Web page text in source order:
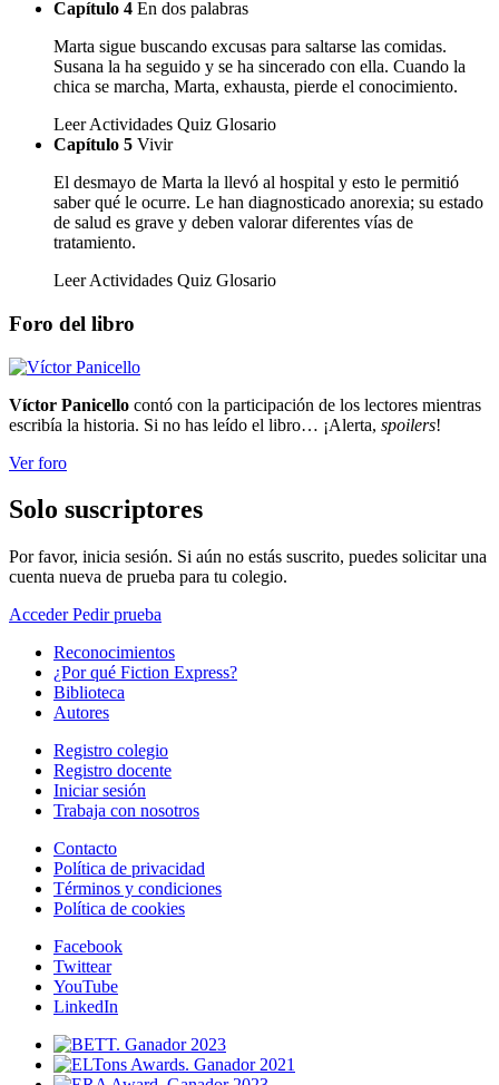
Capítulo 4 En dos palabras
Marta sigue buscando excusas para saltarse las comidas.
Susana la ha seguido y se ha sincerado con ella. Cuando la
chica se marcha, Marta, exhausta, pierde el conocimiento.
Leer Actividades Quiz Glosario
Capítulo 5 Vivir
El desmayo de Marta la llevó al hospital y esto le permitió
saber qué le ocurre. Le han diagnosticado anorexia; su estado
de salud es grave y deben valorar diferentes vías de
tratamiento.
Leer Actividades Quiz Glosario
Foro del libro
Víctor Panicello contó con la participación de los lectores mientras
escribía la historia. Si no has leído el libro… ¡Alerta, spoilers!
Ver foro
Solo suscriptores
Por favor, inicia sesión. Si aún no estás suscrito, puedes solicitar una
cuenta nueva de prueba para tu colegio.
AccederPedir prueba
Reconocimientos
¿Por qué Fiction Express?
Biblioteca
Autores
Registro colegio
Registro docente
Iniciar sesión
Trabaja con nosotros
Contacto
Política de privacidad
Términos y condiciones
Política de cookies
Facebook
Twittear
YouTube
LinkedIn